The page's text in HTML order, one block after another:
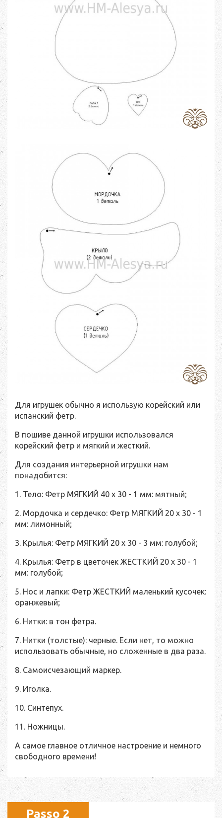
Для игрушек обычно я использую корейский или
испанский фетр.
В пошиве данной игрушки использовался
корейский фетр и мягкий и жесткий.
Для создания интерьерной игрушки нам
понадобится:
1. Тело: Фетр МЯГКИЙ 40 х 30 - 1 мм: мятный;
2. Мордочка и сердечко: Фетр МЯГКИЙ 20 х 30 - 1
мм: лимонный;
3. Крылья: Фетр МЯГКИЙ 20 х 30 - 3 мм: голубой;
4. Крылья: Фетр в цветочек ЖЕСТКИЙ 20 х 30 - 1
мм: голубой;
5. Нос и лапки: Фетр ЖЕСТКИЙ маленький кусочек:
оранжевый;
6. Нитки: в тон фетра.
7. Нитки (толстые): черные. Если нет, то можно
использовать обычные, но сложенные в два раза.
8. Самоисчезающий маркер.
9. Иголка.
10. Синтепух.
11. Ножницы.
А самое главное отличное настроение и немного
свободного времени!
Passo 2